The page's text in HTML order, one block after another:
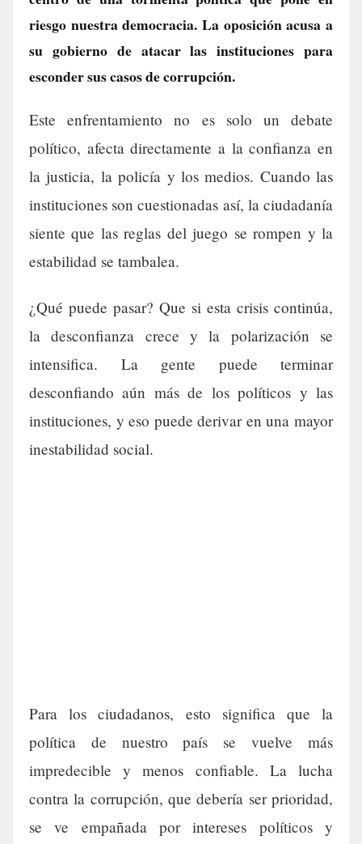
riesgo nuestra democracia. La oposición acusa a
su gobierno de atacar las instituciones para
esconder sus casos de corrupción.
Este enfrentamiento no es solo un debate
político, afecta directamente a la confianza en
la justicia, la policía y los medios. Cuando las
instituciones son cuestionadas así, la ciudadanía
siente que las reglas del juego se rompen y la
estabilidad se tambalea.
¿Qué puede pasar? Que si esta crisis continúa,
la desconfianza crece y la polarización se
intensifica. La gente puede terminar
desconfiando aún más de los políticos y las
instituciones, y eso puede derivar en una mayor
inestabilidad social.
Para los ciudadanos, esto significa que la
política de nuestro país se vuelve más
impredecible y menos confiable. La lucha
contra la corrupción, que debería ser prioridad,
se ve empañada por intereses políticos y